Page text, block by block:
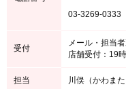
03-3269-0333
受付
メール・担当
店舗受付：19
担当 川俣（かわまた